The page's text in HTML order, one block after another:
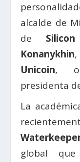
alcalde de
de
Konanykhin
Unicoin,
presidenta
La
global